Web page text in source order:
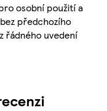
osobní použití a
předchozího
řádného uvedení